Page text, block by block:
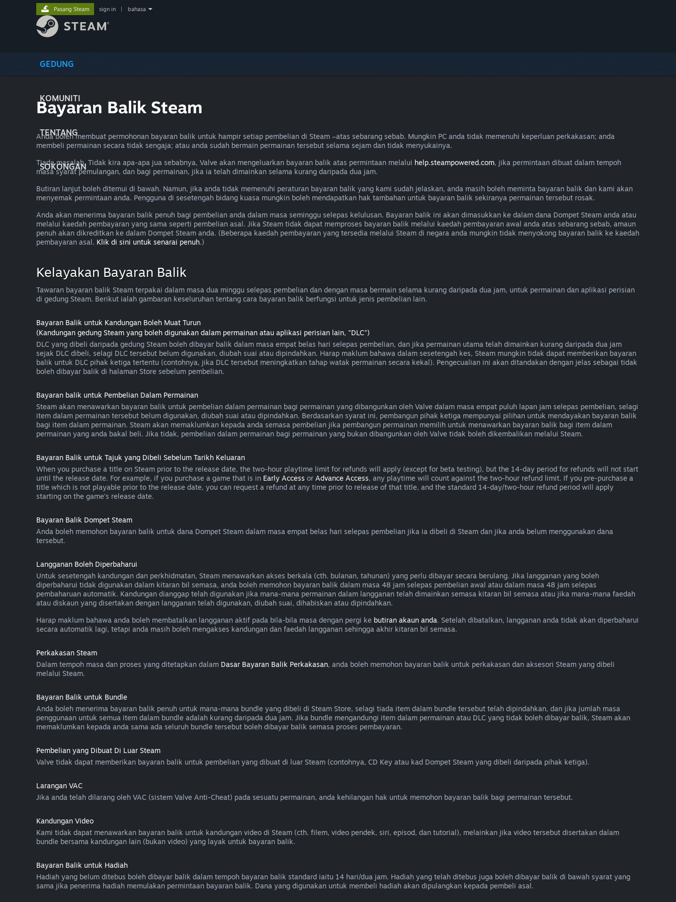
GEDUNG
KOMUNITI
TENTANG
SOKONGAN
Pasang Steam sign in bahasa
Bayaran Balik Steam
Anda boleh membuat permohonan bayaran balik untuk hampir setiap pembelian di Steam –atas sebarang sebab. Mungkin PC anda tidak memenuhi keperluan perkakasan; anda
membeli permainan secara tidak sengaja; atau anda sudah bermain permainan tersebut selama sejam dan tidak menyukainya.
Tiada masalah. Tidak kira apa-apa jua sebabnya, Valve akan mengeluarkan bayaran balik atas permintaan melalui help.steampowered.com, jika permintaan dibuat dalam tempoh
masa syarat pemulangan, dan bagi permainan, jika ia telah dimainkan selama kurang daripada dua jam.
Butiran lanjut boleh ditemui di bawah. Namun, jika anda tidak memenuhi peraturan bayaran balik yang kami sudah jelaskan, anda masih boleh meminta bayaran balik dan kami akan
menyemak permintaan anda. Pengguna di sesetengah bidang kuasa mungkin boleh mendapatkan hak tambahan untuk bayaran balik sekiranya permainan tersebut rosak.
Anda akan menerima bayaran balik penuh bagi pembelian anda dalam masa seminggu selepas kelulusan. Bayaran balik ini akan dimasukkan ke dalam dana Dompet Steam anda atau
melalui kaedah pembayaran yang sama seperti pembelian asal. Jika Steam tidak dapat memproses bayaran balik melalui kaedah pembayaran awal anda atas sebarang sebab, amaun
penuh akan dikreditkan ke dalam Dompet Steam anda. (Beberapa kaedah pembayaran yang tersedia melalui Steam di negara anda mungkin tidak menyokong bayaran balik ke kaedah
pembayaran asal. Klik di sini untuk senarai penuh.)
Kelayakan Bayaran Balik
Tawaran bayaran balik Steam terpakai dalam masa dua minggu selepas pembelian dan dengan masa bermain selama kurang daripada dua jam, untuk permainan dan aplikasi perisian
di gedung Steam. Berikut ialah gambaran keseluruhan tentang cara bayaran balik berfungsi untuk jenis pembelian lain.
Bayaran Balik untuk Kandungan Boleh Muat Turun
(Kandungan gedung Steam yang boleh digunakan dalam permainan atau aplikasi perisian lain, "DLC")
DLC yang dibeli daripada gedung Steam boleh dibayar balik dalam masa empat belas hari selepas pembelian, dan jika permainan utama telah dimainkan kurang daripada dua jam
sejak DLC dibeli, selagi DLC tersebut belum digunakan, diubah suai atau dipindahkan. Harap maklum bahawa dalam sesetengah kes, Steam mungkin tidak dapat memberikan bayaran
balik untuk DLC pihak ketiga tertentu (contohnya, jika DLC tersebut meningkatkan tahap watak permainan secara kekal). Pengecualian ini akan ditandakan dengan jelas sebagai tidak
boleh dibayar balik di halaman Store sebelum pembelian.
Bayaran balik untuk Pembelian Dalam Permainan
Steam akan menawarkan bayaran balik untuk pembelian dalam permainan bagi permainan yang dibangunkan oleh Valve dalam masa empat puluh lapan jam selepas pembelian, selagi
item dalam permainan tersebut belum digunakan, diubah suai atau dipindahkan. Berdasarkan syarat ini, pembangun pihak ketiga mempunyai pilihan untuk mendayakan bayaran balik
bagi item dalam permainan. Steam akan memaklumkan kepada anda semasa pembelian jika pembangun permainan memilih untuk menawarkan bayaran balik bagi item dalam
permainan yang anda bakal beli. Jika tidak, pembelian dalam permainan bagi permainan yang bukan dibangunkan oleh Valve tidak boleh dikembalikan melalui Steam.
Bayaran Balik untuk Tajuk yang Dibeli Sebelum Tarikh Keluaran
When you purchase a title on Steam prior to the release date, the two-hour playtime limit for refunds will apply (except for beta testing), but the 14-day period for refunds will not start
until the release date. For example, if you purchase a game that is in Early Access or Advance Access, any playtime will count against the two-hour refund limit. If you pre-purchase a
title which is not playable prior to the release date, you can request a refund at any time prior to release of that title, and the standard 14-day/two-hour refund period will apply
starting on the game’s release date.
Bayaran Balik Dompet Steam
Anda boleh memohon bayaran balik untuk dana Dompet Steam dalam masa empat belas hari selepas pembelian jika ia dibeli di Steam dan jika anda belum menggunakan dana
tersebut.
Langganan Boleh Diperbaharui
Untuk sesetengah kandungan dan perkhidmatan, Steam menawarkan akses berkala (cth. bulanan, tahunan) yang perlu dibayar secara berulang. Jika langganan yang boleh
diperbaharui tidak digunakan dalam kitaran bil semasa, anda boleh memohon bayaran balik dalam masa 48 jam selepas pembelian awal atau dalam masa 48 jam selepas
pembaharuan automatik. Kandungan dianggap telah digunakan jika mana-mana permainan dalam langganan telah dimainkan semasa kitaran bil semasa atau jika mana-mana faedah
atau diskaun yang disertakan dengan langganan telah digunakan, diubah suai, dihabiskan atau dipindahkan.
Harap maklum bahawa anda boleh membatalkan langganan aktif pada bila-bila masa dengan pergi ke butiran akaun anda. Setelah dibatalkan, langganan anda tidak akan diperbaharui
secara automatik lagi, tetapi anda masih boleh mengakses kandungan dan faedah langganan sehingga akhir kitaran bil semasa.
Perkakasan Steam
Dalam tempoh masa dan proses yang ditetapkan dalam Dasar Bayaran Balik Perkakasan, anda boleh memohon bayaran balik untuk perkakasan dan aksesori Steam yang dibeli
melalui Steam.
Bayaran Balik untuk Bundle
Anda boleh menerima bayaran balik penuh untuk mana-mana bundle yang dibeli di Steam Store, selagi tiada item dalam bundle tersebut telah dipindahkan, dan jika jumlah masa
penggunaan untuk semua item dalam bundle adalah kurang daripada dua jam. Jika bundle mengandungi item dalam permainan atau DLC yang tidak boleh dibayar balik, Steam akan
memaklumkan kepada anda sama ada seluruh bundle tersebut boleh dibayar balik semasa proses pembayaran.
Pembelian yang Dibuat Di Luar Steam
Valve tidak dapat memberikan bayaran balik untuk pembelian yang dibuat di luar Steam (contohnya, CD Key atau kad Dompet Steam yang dibeli daripada pihak ketiga).
Larangan VAC
Jika anda telah dilarang oleh VAC (sistem Valve Anti-Cheat) pada sesuatu permainan, anda kehilangan hak untuk memohon bayaran balik bagi permainan tersebut.
Kandungan Video
Kami tidak dapat menawarkan bayaran balik untuk kandungan video di Steam (cth. filem, video pendek, siri, episod, dan tutorial), melainkan jika video tersebut disertakan dalam
bundle bersama kandungan lain (bukan video) yang layak untuk bayaran balik.
Bayaran Balik untuk Hadiah
Hadiah yang belum ditebus boleh dibayar balik dalam tempoh bayaran balik standard iaitu 14 hari/dua jam. Hadiah yang telah ditebus juga boleh dibayar balik di bawah syarat yang
sama jika penerima hadiah memulakan permintaan bayaran balik. Dana yang digunakan untuk membeli hadiah akan dipulangkan kepada pembeli asal.